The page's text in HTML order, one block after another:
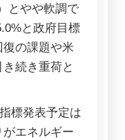
とやや軟調で
と政府目標
の課題や米
続き重荷と
標発表予定は
エネルギー